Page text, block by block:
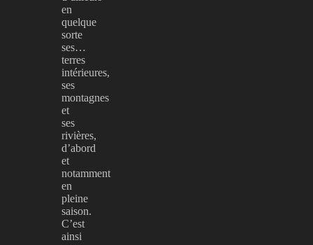
en
quelque
sorte
ses…
terres
intérieures,
ses
montagnes
et
ses
rivières,
d’abord
et
notamment
en
pleine
saison.
C’est
ainsi